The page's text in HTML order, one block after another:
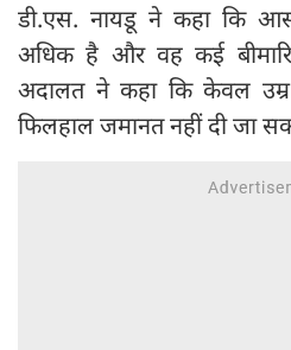
डी.एस. नायडू ने कहा कि
अधिक है और वह कई
अदालत ने कहा कि केवल उम्र
फिलहाल जमानत नहीं दी जा